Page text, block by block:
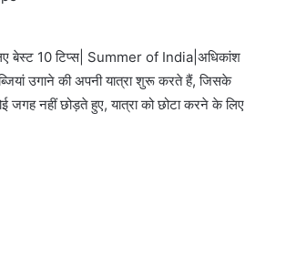
बेस्ट 10 टिप्स| Summer of India|अधिकांश
उगाने की अपनी यात्रा शुरू करते हैं, जिसके
जगह नहीं छोड़ते हुए, यात्रा को छोटा करने के लिए